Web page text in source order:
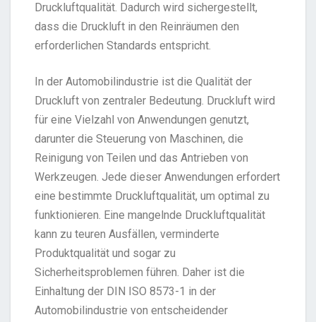
Druckluftqualität. Dadurch wird sichergestellt,
dass die Druckluft in den Reinräumen den
erforderlichen Standards entspricht.
In der Automobilindustrie ist die Qualität der
Druckluft von zentraler Bedeutung. Druckluft wird
für eine Vielzahl von Anwendungen genutzt,
darunter die Steuerung von Maschinen, die
Reinigung von Teilen und das Antrieben von
Werkzeugen. Jede dieser Anwendungen erfordert
eine bestimmte Druckluftqualität, um optimal zu
funktionieren. Eine mangelnde Druckluftqualität
kann zu teuren Ausfällen, verminderte
Produktqualität und sogar zu
Sicherheitsproblemen führen. Daher ist die
Einhaltung der DIN ISO 8573-1 in der
Automobilindustrie von entscheidender